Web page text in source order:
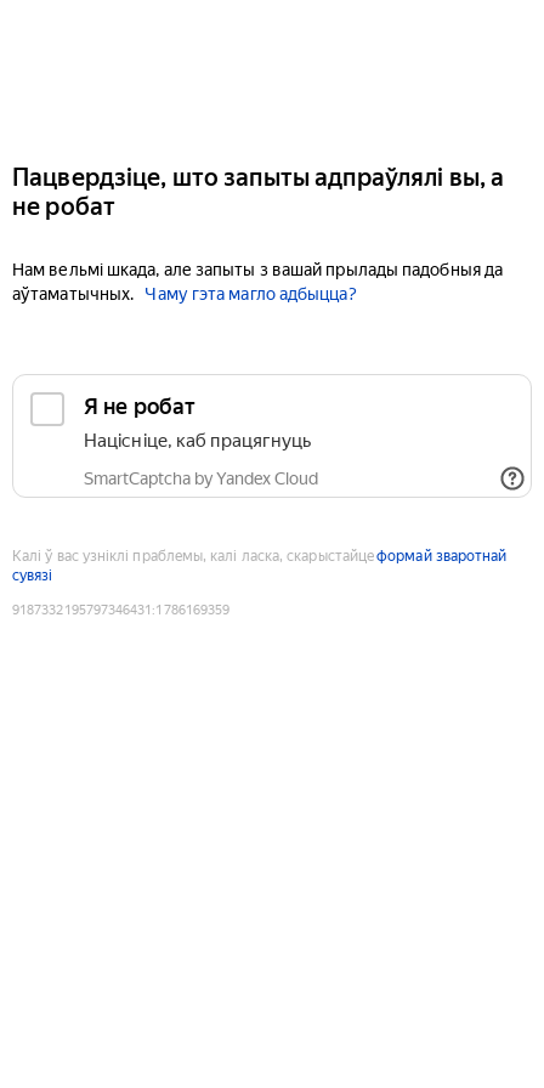
Пацвердзіце, што запыты адпраўлялі вы, а
не робат
Нам вельмі шкада, але запыты з вашай прылады падобныя да
аўтаматычных.
Чаму гэта магло адбыцца?
Я не робат
Націсніце, каб працягнуць
SmartCaptcha by Yandex Cloud
Калі ў вас узніклі праблемы, калі ласка, скарыстайцеформай зваротнай
сувязі
9187332195797346431 :1786169359